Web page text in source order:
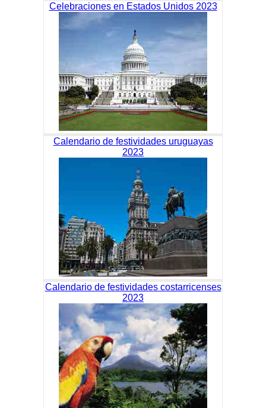
Celebraciones en Estados Unidos 2023
Calendario de festividades uruguayas
2023
Calendario de festividades costarricenses
2023